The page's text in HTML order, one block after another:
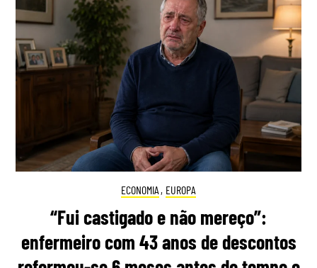
ECONOMIA , EUROPA
“Fui castigado e não mereço”:
enfermeiro com 43 anos de descontos